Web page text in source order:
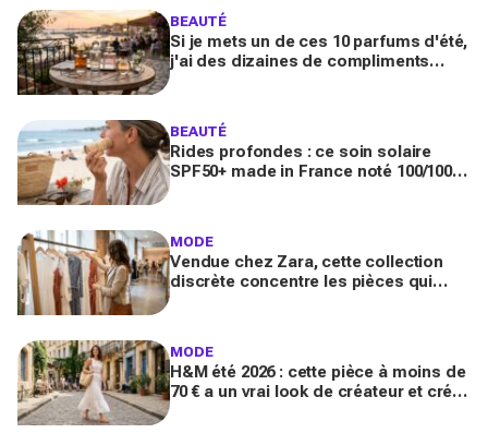
BEAUTÉ
Si je mets un de ces 10 parfums d'été,
j'ai des dizaines de compliments
BEAUTÉ
Rides profondes : ce soin solaire
SPF50+ made in France noté 100/100
MODE
Vendue chez Zara, cette collection
discrète concentre les pièces qui
MODE
H&M été 2026 : cette pièce à moins de
70 € a un vrai look de créateur et crée